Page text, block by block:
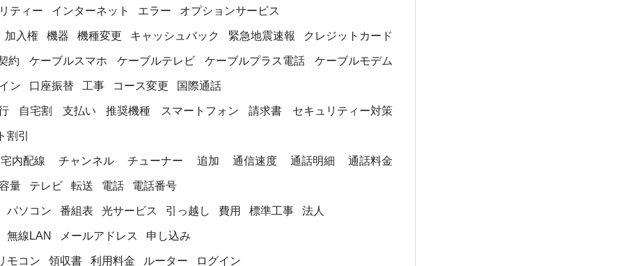
ティー インターネット エラー オプションサービス
加入権 機器 機種変更 キャッシュバック 緊急地震速報 クレジットカード
約 ケーブルスマホ ケーブルテレビ ケーブルプラス電話 ケーブルモデム
ン 口座振替 工事 コース変更 国際通話
自宅割 支払い 推奨機種 スマートフォン 請求書 セキュリティー対策
割引
宅内配線 チャンネル チューナー 追加 通信速度 通話明細 通話料金
量 テレビ 転送 電話 電話番号
パソコン 番組表 光サービス 引っ越し 費用 標準工事 法人
無線LAN メールアドレス 申し込み
モコン 領収書 利用料金 ルーター ログイン